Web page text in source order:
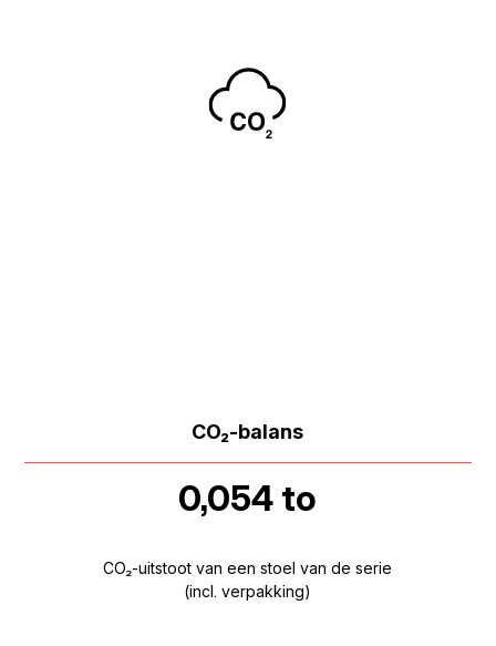
CO₂-balans
0,054 to
CO₂-uitstoot van een stoel van de serie
(incl. verpakking)